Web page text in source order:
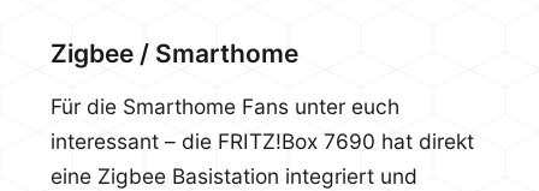
Zigbee / Smarthome
Für die Smarthome Fans unter euch
interessant – die FRITZ!Box 7690 hat direkt
eine Zigbee Basistation integriert und